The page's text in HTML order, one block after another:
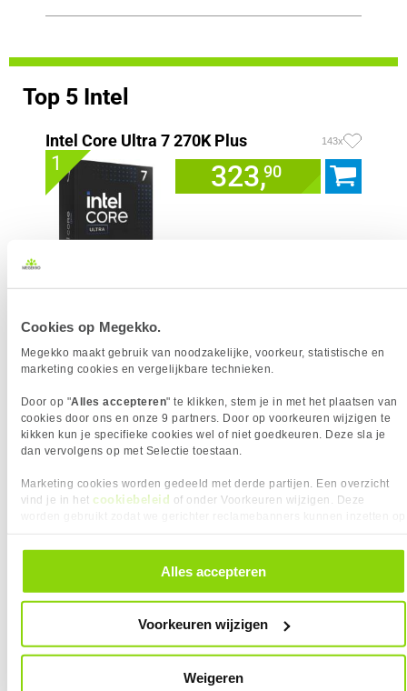
Cookies op Megekko.
Megekko maakt gebruik van noodzakelijke, voorkeur, statistische en
marketing cookies en vergelijkbare technieken.
Door op "Alles accepteren" te klikken, stem je in met het plaatsen van
cookies door ons en onze 9 partners. Door op voorkeuren wijzigen te
kikken kun je specifieke cookies wel of niet goedkeuren. Deze sla je
dan vervolgens op met Selectie toestaan.
Marketing cookies worden gedeeld met derde partijen. Een overzicht
vind je in het cookiebeleid of onder Voorkeuren wijzigen. Deze
alle cookies. Je kunt je gegeven toestemming altijd intrekken, dit doe je
door in de footer van onze website te klikken op ‘Cookievoorkeuren’
Alles accepteren
Voorkeuren wijzigen
Weigeren
Top 5 Intel
Intel Core Ultra 7 270K Plus 143x
1 323,90
Uit eigen voorraad leverbaar. Levertijd:1 dag (vrijdag)
Processorgeneratie
Processor Serie
Intel Core Ultra 7
Socket
1851
Processor Snelheid
3.70 GHz
AI Ready
Inclusief koeler
Intel Core Ultra 9 285K 415x
569,-